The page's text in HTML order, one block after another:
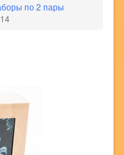
по 2 пары